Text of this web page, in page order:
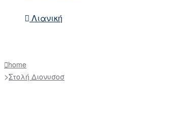
Λιανική
home
Στολή Διονυσοσ